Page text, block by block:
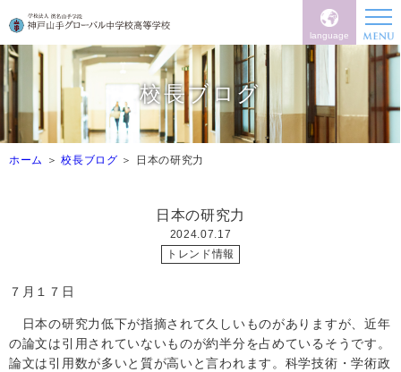
language
校長ブログ
ホーム 校長ブログ 日本の研究力
日本の研究力
2024.07.17
トレンド情報
７月１７日
日本の研究力低下が指摘されて久しいものがありますが、近年
の論文は引用されていないものが約半分を占めているそうです。
論文は引用数が多いと質が高いと言われます。科学技術・学術政